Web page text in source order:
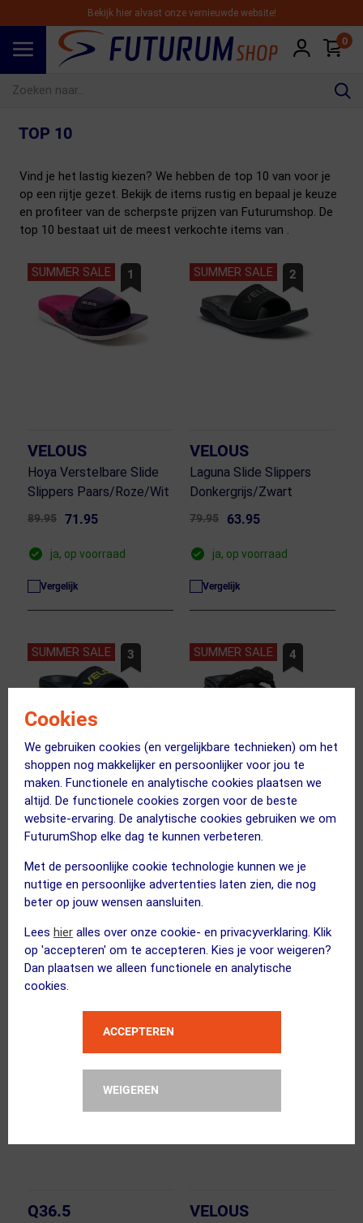
Cookies
We gebruiken cookies (en vergelijkbare technieken) om het
shoppen nog makkelijker en persoonlijker voor jou te
maken. Functionele en analytische cookies plaatsen we
altijd. De functionele cookies zorgen voor de beste
website-ervaring. De analytische cookies gebruiken we om
FuturumShop elke dag te kunnen verbeteren.
Met de persoonlijke cookie technologie kunnen we je
nuttige en persoonlijke advertenties laten zien, die nog
beter op jouw wensen aansluiten.
Lees hier alles over onze cookie- en privacyverklaring. Klik
op 'accepteren' om te accepteren. Kies je voor weigeren?
Dan plaatsen we alleen functionele en analytische
cookies.
ACCEPTEREN
WEIGEREN
Bekijk hier alvast onze vernieuwde website!
0
TOP 10
Vind je het lastig kiezen? We hebben de top 10 van voor je
op een rijtje gezet. Bekijk de items rustig en bepaal je keuze
en profiteer van de scherpste prijzen van Futurumshop. De
top 10 bestaat uit de meest verkochte items van .
SUMMER SALE 1
VELOUS
Hoya Verstelbare Slide
Slippers Paars/Roze/Wit
89.95 71.95
ja, op voorraad
Vergelijk
SUMMER SALE 2
VELOUS
Laguna Slide Slippers
Donkergrijs/Zwart
79.95 63.95
ja, op voorraad
Vergelijk
SUMMER SALE 3
VELOUS
Marineblauw/Neongeel
79.95 63.95
ja, op voorraad
Vergelijk
SUMMER SALE 4
VELOUS
Zwart/Zwart
79.95
ja, op voorraad
Vergelijk
SUMMER SALE 5
Q36.5 VELOUS